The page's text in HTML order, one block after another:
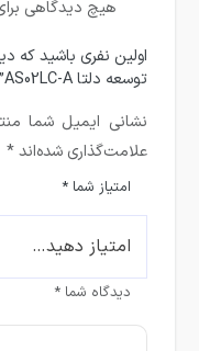
هیچ دیدگاهی
اولین نفری باشید که
توسعه دلتا AS02LC-A”
نشانی ایمیل شما
علامت‌گذاری شده‌اند*
امتیاز شما*
دیدگاه شما*